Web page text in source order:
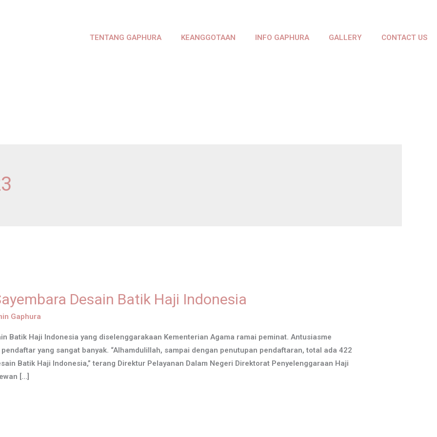
TENTANG GAPHURA KEANGGOTAAN INFO GAPHURA GALLERY CONTACT US
Desain Batik Haji Indonesia
Gaphura
Batik Haji Indonesia yang diselenggarakaan Kementerian Agama ramai peminat. Antusiasme
yang sangat banyak. “Alhamdulillah, sampai dengan penutupan pendaftaran, total ada 422
Batik Haji Indonesia,” terang Direktur Pelayanan Dalam Negeri Direktorat Penyelenggaraan Haji
[…]